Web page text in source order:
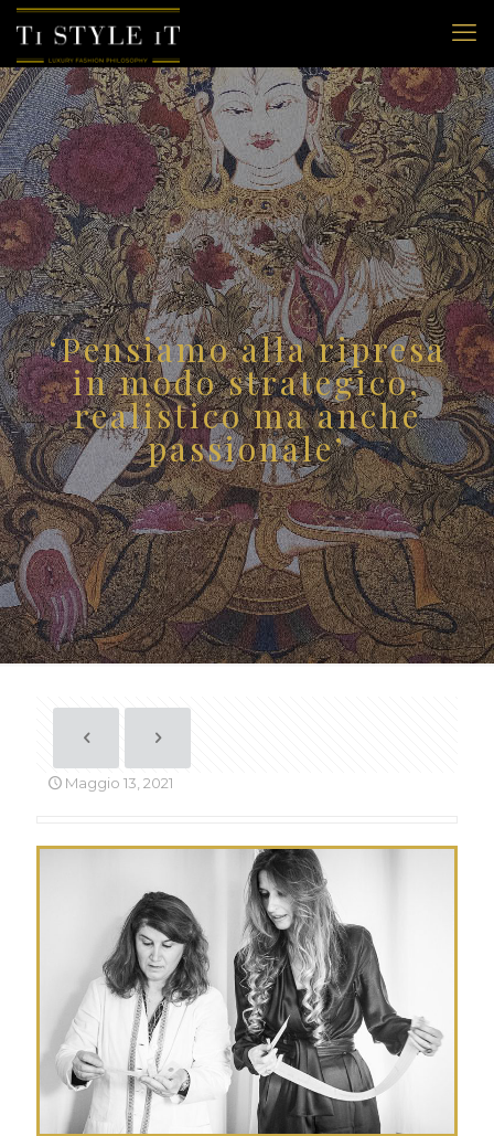
‘Pensiamo alla ripresa
in modo strategico,
realistico ma anche
passionale’
Maggio 13, 2021